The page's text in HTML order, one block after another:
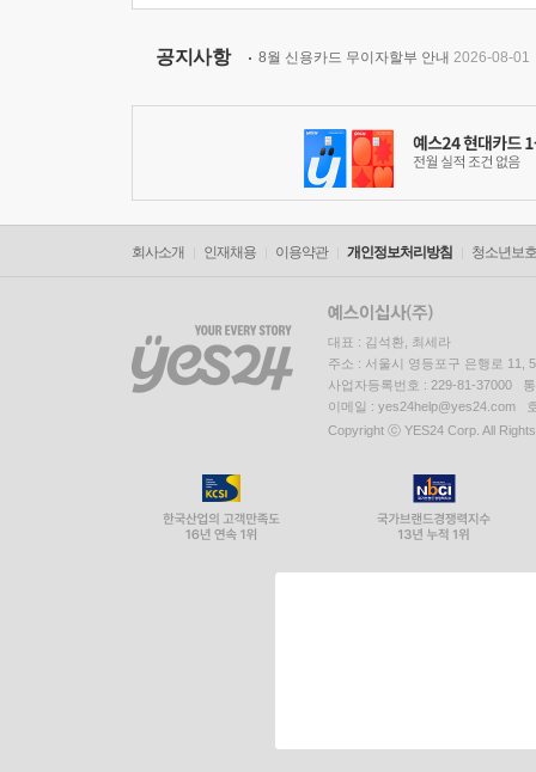
공지사항 8월 신용카드 무이자할부 안내 2026-08-01
회사소개 인재채용 이용약관 개인정보처리방침 청소년보
대표 : 김석환, 최세라
주소 : 서울시 영등포구 은행로 11,
사업자등록번호 : 229-81-37000
이메일 : yes24help@yes24.com
Copyright ⓒ YES24 Corp. All